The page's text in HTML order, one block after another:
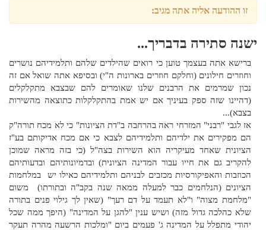
זו ההודעה אליה אתה מגיב:
ישנה סתירה בדבריך...
ברישא אתה בעצמך טוען כי רואים שהילדים שלהם ותלמידיהם נושרים
וחוזרים חילונים (וחלקם חוזרים בארונות ה"י) ובסיפא אתה שואל אם זה
נכון שמרמים את הרבנים שלנו שאומרים להם שבצבא מתקלקלים
(דהיינו שזה ספק בעיניך אם יש אמת בהתקלקלות כתוצאה מהשירות
בצבא)...
אז לגבי "רבני" המזרחי ראה בהרחבה ב"דת הציונות" כי לא מכח תורה"ק
הם מפקירים את ילדיהם ותלמידיהם לצבא כי אם מכח אדיקותם בע"ז
הציונית שאחד מעיקריה הוא השירות בצה"ל (כי בזה מראה שמוכן
להקריב גם את חייו עבור המדינה הציונית) ובדמיונותיהם ובדעותיהם
הכוזבות והאפיקורסיות מכזבים לבניהם ותלמידיהם כאילו יש במלחמות
הציונים (הנלחמים כבר למעלה ממאה שנה בקב"ה ובתורתו) משום
"מלחמת מצוה" ו"לא תעמד על דם רעך" (שאין לך גילוי פנים בתורה
שלא כהלכה גדול מזה) ושיש ענין "להגן על המדינה" (היפך ממה שכל
יהודי מתפלל על המדינה ג' פעמים ביום "ומלכות הרשעה מהרה תעקר